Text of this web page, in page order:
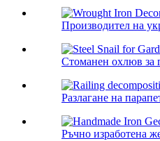
Производител на
Стоманен охлюв за
Разлагане на
Ръчно изработена